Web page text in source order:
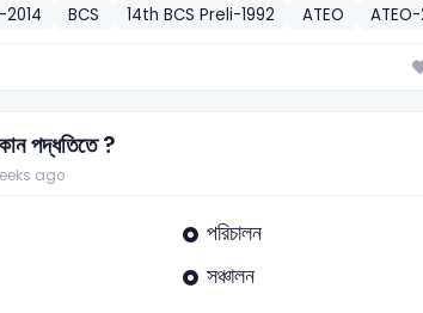
BCS 14th BCS Preli-1992 ATEO ATEO-
পদ্ধতিতে ?
ago
পরিচালন
সঞ্চালন